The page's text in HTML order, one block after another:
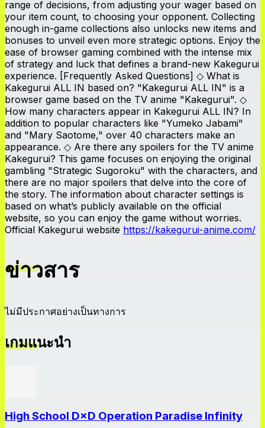
range of decisions, from adjusting your wager based on
your item count, to choosing your opponent. Collecting
enough in-game collections also unlocks new items and
bonuses to unveil even more strategic options. Enjoy the
ease of browser gaming combined with the intense mix
of strategy and luck that defines a brand-new Kakegurui
experience. [Frequently Asked Questions] ◇ What is
Kakegurui ALL IN based on? "Kakegurui ALL IN" is a
browser game based on the TV anime "Kakegurui". ◇
How many characters appear in Kakegurui ALL IN? In
addition to popular characters like "Yumeko Jabami"
and "Mary Saotome," over 40 characters make an
appearance. ◇ Are there any spoilers for the TV anime
Kakegurui? This game focuses on enjoying the original
gambling "Strategic Sugoroku" with the characters, and
there are no major spoilers that delve into the core of
the story. The information about character settings is
based on what’s publicly available on the official
website, so you can enjoy the game without worries.
Official Kakegurui website https://kakegurui-anime.com/
ข่าวสาร
ไม่มีประกาศอย่างเป็นทางการ
เกมแนะนำ
High School D×D Operation Paradise Infinity